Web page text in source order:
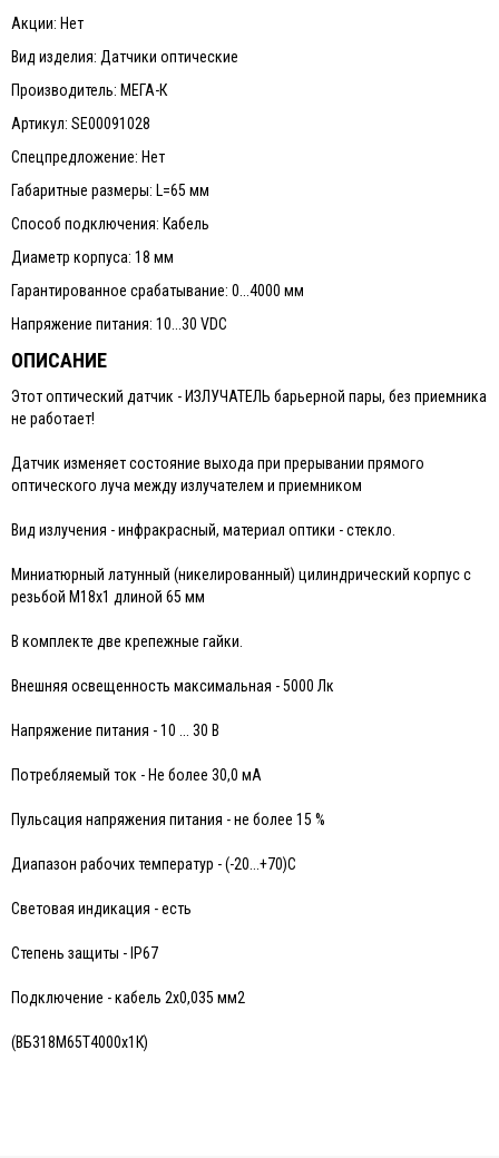
Акции: Нет
Вид изделия: Датчики оптические
Производитель: МЕГА-К
Артикул: SE00091028
Спецпредложение: Нет
Габаритные размеры: L=65 мм
Способ подключения: Кабель
Диаметр корпуса: 18 мм
Гарантированное срабатывание: 0...4000 мм
Напряжение питания: 10...30 VDC
ОПИСАНИЕ
Этот оптический датчик - ИЗЛУЧАТЕЛЬ барьерной пары, без приемника
не работает!
Датчик изменяет состояние выхода при прерывании прямого
оптического луча между излучателем и приемником
Вид излучения - инфракрасный, материал оптики - cтекло.
Миниатюрный латунный (никелированный) цилиндрический корпус с
резьбой М18х1 длиной 65 мм
В комплекте две крепежные гайки.
Внешняя освещенность максимальная - 5000 Лк
Напряжение питания - 10 ... 30 В
Потребляемый ток - Не более 30,0 мА
Пульсация напряжения питания - не более 15 %
Диапазон рабочих температур - (-20...+70)C
Световая индикация - есть
Степень защиты - IP67
Подключение - кабель 2х0,035 мм2
(ВБ318М65T4000х1К)